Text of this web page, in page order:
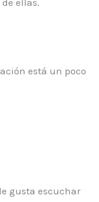
ellas.
está un poco
gusta escuchar